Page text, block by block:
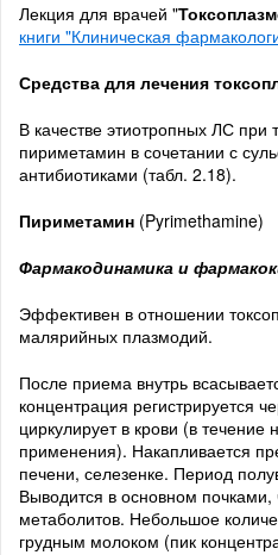
Лекция для врачей "
книги "Клиническая
Средства для лечения
В качестве этиотропных ЛС при
пириметамин в сочетании с
антибиотиками (табл. 2.18).
Пириметамин (Pyrimethamine)
Фармакодинамика и
Эффективен в отношении
малярийных плазмодий.
После приема внутрь
концентрация регистрируется
циркулирует в крови (в течение
применения). Накапливается
печени, селезенке. Период
Выводится в основном почками,
метаболитов. Небольшое
грудным молоком (пик